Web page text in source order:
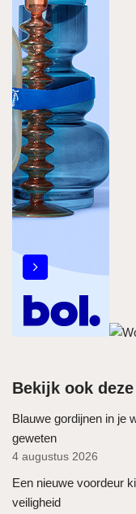
Bekijk ook
Blauwe gordijnen in je
geweten
4 augustus 2026
Een nieuwe voordeur
veiligheid